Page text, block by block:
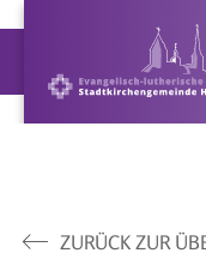
ZURÜCK ZUR